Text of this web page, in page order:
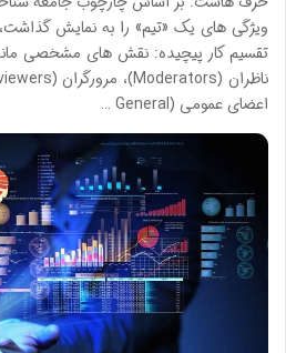
ویژگی های یک «تیم» را به نمایش
اعضای عمومی (General …